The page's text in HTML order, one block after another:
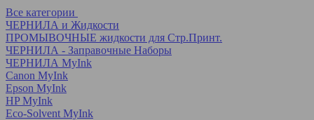
Все категории
ЧЕРНИЛА и Жидкости
ПРОМЫВОЧНЫЕ жидкости для Стр.Принт.
ЧЕРНИЛА - Заправочные Наборы
ЧЕРНИЛА MyInk
Canon MyInk
Epson MyInk
HP MyInk
Eco-Solvent MyInk